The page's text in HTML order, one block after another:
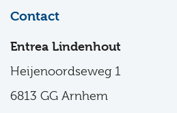
Contact
Entrea Lindenhout
Heijenoordseweg 1
6813 GG Arnhem